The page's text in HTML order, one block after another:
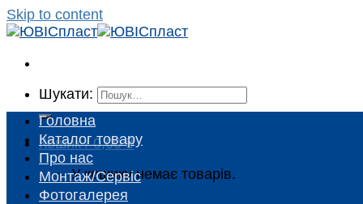
Skip to content
Шукати:
Кошик /0,00₴
У кошику немає товарів.
Головна
Каталог товару
Про нас
Монтаж/Сервіс
Фотогалерея